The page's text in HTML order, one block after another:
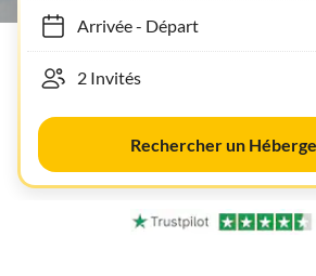
Arrivée- Départ
Rechercher un